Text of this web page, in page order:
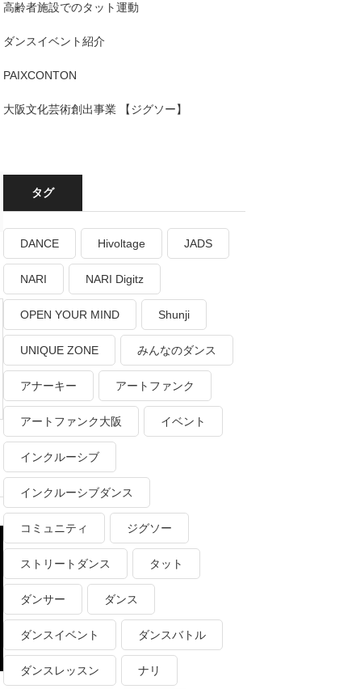
高齢者施設でのタット運動
ダンスイベント紹介
PAIXCONTON
大阪文化芸術創出事業 【ジグソー】
タグ
DANCE Hivoltage JADS
NARI NARI Digitz
OPEN YOUR MIND Shunji
UNIQUE ZONE みんなのダンス
アナーキー アートファンク
アートファンク大阪 イベント
インクルーシブ
インクルーシブダンス
コミュニティ ジグソー
ストリートダンス タット
ダンサー ダンス
ダンスイベント ダンスバトル
ダンスレッスン ナリ